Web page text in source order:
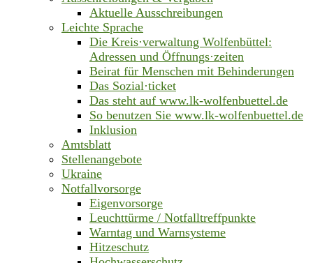
Aktuelle Ausschreibungen
Leichte Sprache
Die Kreis·verwaltung Wolfenbüttel:
Adressen und Öffnungs·zeiten
Beirat für Menschen mit Behinderungen
Das Sozial·ticket
Das steht auf www.lk-wolfenbuettel.de
So benutzen Sie www.lk-wolfenbuettel.de
Inklusion
Amtsblatt
Stellenangebote
Ukraine
Notfallvorsorge
Eigenvorsorge
Leuchttürme / Notfalltreffpunkte
Warntag und Warnsysteme
Hitzeschutz